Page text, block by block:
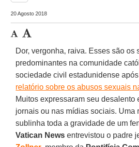
20 Agosto 2018
Dor, vergonha, raiva. Esses são os
predominantes na comunidade
sociedade civil estadunidense
relatório sobre os abusos sexuais
Muitos expressaram seu desalento
jornais ou nas mídias sociais. Uma
sublinha toda a gravidade de um
Vatican News entrevistou o padre